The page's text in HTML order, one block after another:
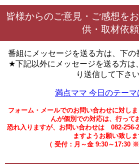
皆様からのご意見・ご感想を
供・取材依
番組にメッセージを送る方は、下の
★下記以外にメッセージを送る方は、
り送信して下さい
満点ママ 今日のテーマ
フォーム・メールでのお問い合わせに対し
んが個別での対応は、行って
恐れ入りますが、お問い合わせは 082-
ますようお願い致しま
（ 受付：月～金 9:30～17:30 ※